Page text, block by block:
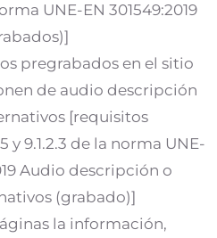
UNE-EN 301549:2019
pregrabados en el sitio
de audio descripción
[requisitos
y 9.1.2.3 de la norma UNE-
Audio descripción o
(grabado)]
la información,